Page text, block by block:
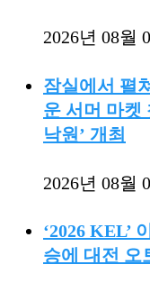
2026년 08월
잠실에서 펼
운 서머 마켓
낙원’ 개최
2026년 08월
‘2026 KEL’
승에 대전 오